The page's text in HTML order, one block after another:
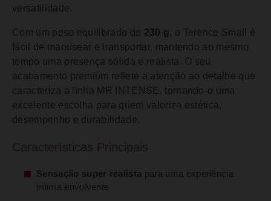
versatilidade.
Com um peso equilibrado de 230 g , o Terence Small é
fácil de manusear e transportar, mantendo ao mesmo
tempo uma presença sólida e realista. O seu
acabamento premium reflete a atenção ao detalhe que
caracteriza a linha MR INTENSE, tornando-o uma
excelente escolha para quem valoriza estética,
desempenho e durabilidade.
Características Principais
Sensação super realista para uma experiência
íntima envolvente